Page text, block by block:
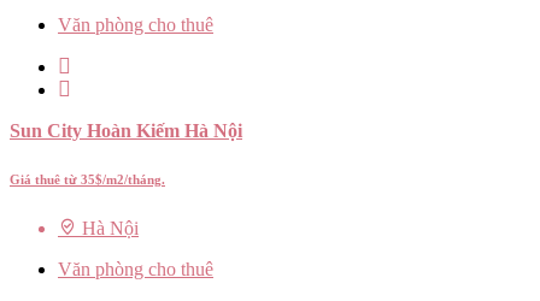
Văn phòng cho thuê
Sun City Hoàn Kiếm Hà Nội
Giá thuê từ 35$/m2/tháng.
Hà Nội
Văn phòng cho thuê